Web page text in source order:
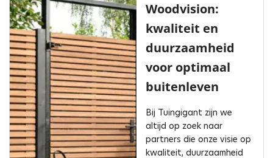
Woodvision:
kwaliteit en
duurzaamheid
voor optimaal
buitenleven
Bij Tuingigant zijn we
altijd op zoek naar
partners die onze visie op
kwaliteit, duurzaamheid